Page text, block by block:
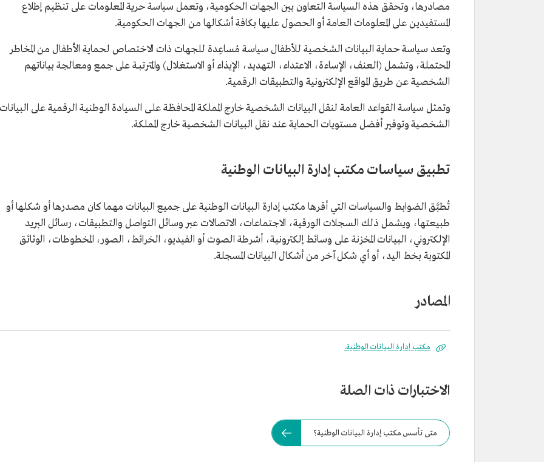
مصادرها، وتحقق هذه السياسة التعاون بين الجهات الحكومية، وتعمل سياسة حرية المعلومات على تنظيم إطلاع
المستفيدين على المعلومات العامة أو الحصول عليها بكافة أشكالها من الجهات الحكومية.
وتعد سياسة حماية البيانات الشخصية للأطفال سياسة مُساعِدة للجهات ذات الاختصاص لحماية الأطفال من المخاطر
المحتملة، وتشمل (العنف، الإساءة، الاعتداء، التهديد، الإيذاء أو الاستغلال) والمترتبــة على جمع ومعالجة بياناتهم
الشخصية عن طريق المواقع الإلكترونية والتطبيقات الرقمية.
وتمثل سياسة القواعد العامة لنقل البيانات الشخصية خارج المملكة المحافظـة علـى السيادة الوطنيـة الرقمية على البيانات
الشخصية وتوفير أفضل مستويات الحماية عند نقل البيانات الشخصية خارج المملكة.
تطبيق سياسات مكتب إدارة البيانات الوطنية
تُطبَّق الضوابط والسياسات التي أقرها مكتب إدارة البيانات الوطنية على جميع البيانات مهما كان مصدرها أو شكلها أو
طبيعتها، ويشمل ذلك السجلات الورقية، الاجتماعات، الاتصالات عبر وسائل التواصل والتطبيقات، رسائل البريد
الإلكتروني، البيانات المخزنة على وسائط إلكترونية، أشرطة الصوت أو الفيديو، الخرائط، الصور، المخطوطات، الوثائق
المكتوبة بخط اليد، أو أي شكل آخر من أشكال البيانات المسجلة.
المصادر
مكتب إدارة البيانات الوطنية.
الاختبارات ذات الصلة
متى تأسس مكتب إدارة البيانات الوطنية؟